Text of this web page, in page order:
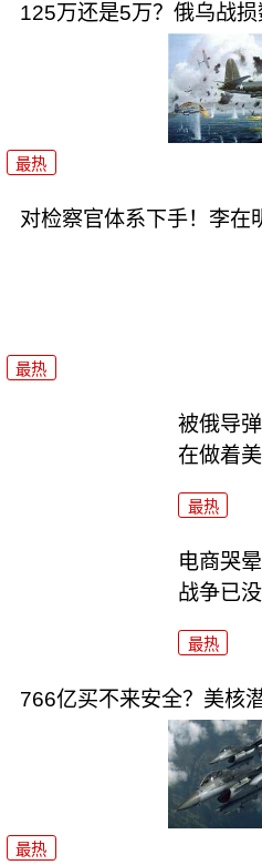
125万还是5万？俄乌战
最热
对检察官体系下手！李在
最热
被俄导
在做着美
最热
电商哭
战争已
最热
766亿买不来安全？美核
最热